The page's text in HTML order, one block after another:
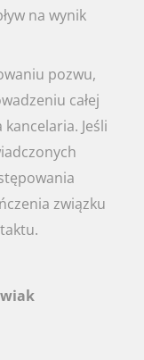
na wynik
pozwu,
całej
Jeśli
związku